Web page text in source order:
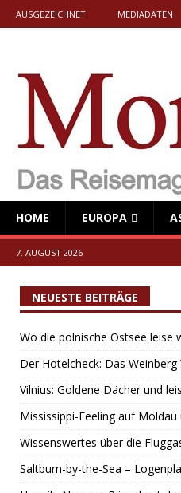
AUSGEZEICHNET MEDIADATEN
HOME EUROPA
7. AUGUST 2026
NEUESTE BEITRÄGE
Wo die polnische Ostsee leise
Der Hotelcheck: Das Weinberg
Vilnius: Goldene Dächer und
Mississippi-Feeling auf Moldau
Wissenswertes über die
Saltburn-by-the-Sea –